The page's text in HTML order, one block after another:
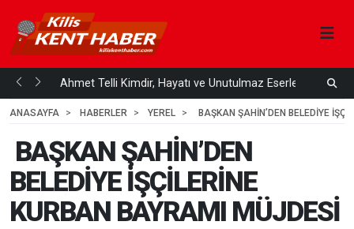
Ahmet Telli Kimdir, Hayatı ve Unutulmaz Eserleri Türk...
ANASAYFA HABERLER YEREL BAŞKAN ŞAHİN’DEN BELEDİYE
BAŞKAN ŞAHİN’DEN
BELEDİYE İŞÇİLERİNE
KURBAN BAYRAMI MÜJDESİ